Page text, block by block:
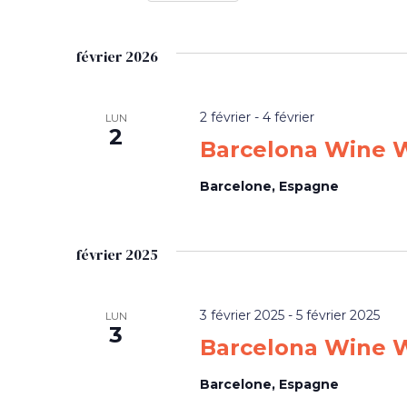
date.
février 2026
LUN
2 Barcelona Wine
2 février- 4 février
Barcelone, Espagne
février 2025
LUN
3 Barcelona Wine
3 février 2025- 5 février 2025
Barcelone, Espagne